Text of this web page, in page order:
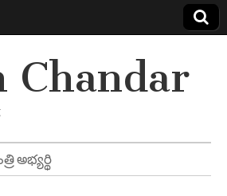
Chandar
అభ్యర్థి